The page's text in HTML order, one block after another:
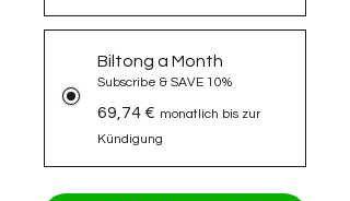
Biltong a Month
Subscribe & SAVE 10%
69,74 € monatlich bis zur
Kündigung